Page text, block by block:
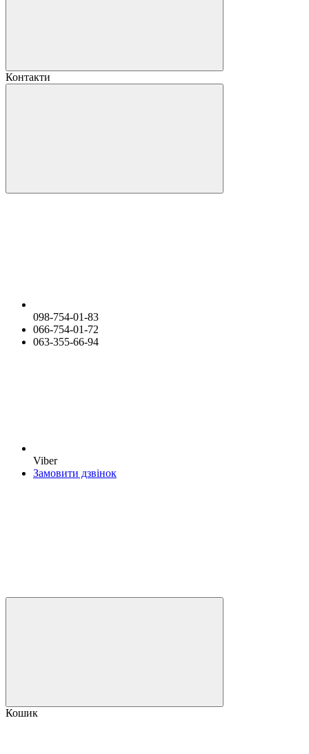
Контакти
098-754-01-83
066-754-01-72
063-355-66-94
Viber
Замовити дзвінок
Кошик